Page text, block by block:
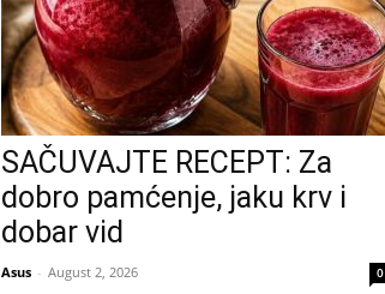
SAČUVAJTE RECEPT: Za
dobro pamćenje, jaku krv i
dobar vid
Asus - August 2, 2026 0